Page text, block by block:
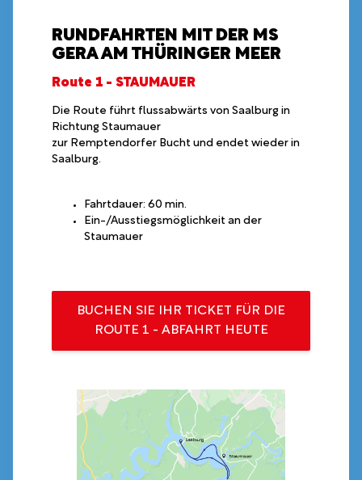
RUNDFAHRTEN MIT DER MS
GERA AM THÜRINGER MEER
Route 1 - STAUMAUER
Die Route führt flussabwärts von Saalburg in
Richtung Staumauer
zur Remptendorfer Bucht und endet wieder in
Saalburg.
Fahrtdauer: 60 min.
Ein-/Ausstiegsmöglichkeit an der
Staumauer
BUCHEN SIE IHR TICKET FÜR DIE
ROUTE 1 - ABFAHRT HEUTE